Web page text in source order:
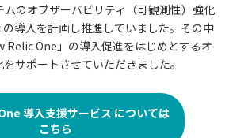
のオブザーバビリティ（可観測性）強化
導入を計画し推進していました。その中
Relic One」の導入促進をはじめとするオ
サポートさせていただきました。
導入支援サービス については
こちら